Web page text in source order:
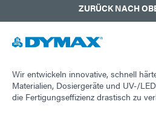
ZURÜCK NACH
Wir entwickeln innovative, schnell
Materialien, Dosiergeräte und UV-/
die Fertigungseffizienz drastisch zu